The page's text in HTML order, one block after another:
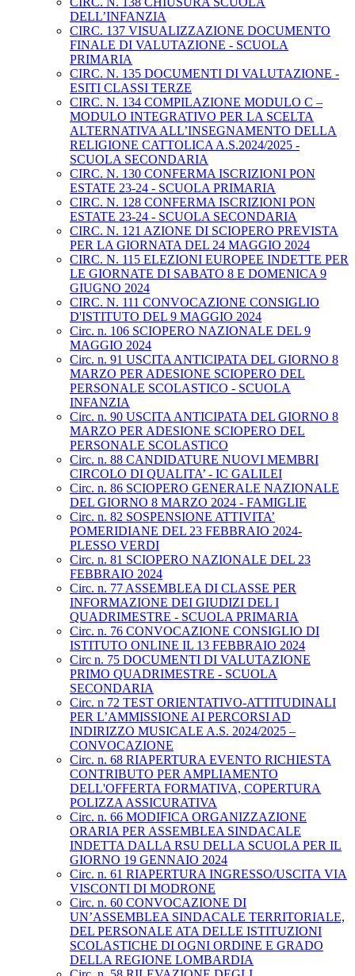
DELL’INFANZIA
CIRC. 137 VISUALIZZAZIONE DOCUMENTO
FINALE DI VALUTAZIONE - SCUOLA
PRIMARIA
CIRC. N. 135 DOCUMENTI DI VALUTAZIONE -
ESITI CLASSI TERZE
CIRC. N. 134 COMPILAZIONE MODULO C –
MODULO INTEGRATIVO PER LA SCELTA
ALTERNATIVA ALL’INSEGNAMENTO DELLA
RELIGIONE CATTOLICA A.S.2024/2025 -
SCUOLA SECONDARIA
CIRC. N. 130 CONFERMA ISCRIZIONI PON
ESTATE 23-24 - SCUOLA PRIMARIA
CIRC. N. 128 CONFERMA ISCRIZIONI PON
ESTATE 23-24 - SCUOLA SECONDARIA
CIRC. N. 121 AZIONE DI SCIOPERO PREVISTA
PER LA GIORNATA DEL 24 MAGGIO 2024
CIRC. N. 115 ELEZIONI EUROPEE INDETTE PER
LE GIORNATE DI SABATO 8 E DOMENICA 9
GIUGNO 2024
CIRC. N. 111 CONVOCAZIONE CONSIGLIO
D'ISTITUTO DEL 9 MAGGIO 2024
Circ. n. 106 SCIOPERO NAZIONALE DEL 9
MAGGIO 2024
Circ. n. 91 USCITA ANTICIPATA DEL GIORNO 8
MARZO PER ADESIONE SCIOPERO DEL
PERSONALE SCOLASTICO - SCUOLA
INFANZIA
Circ. n. 90 USCITA ANTICIPATA DEL GIORNO 8
MARZO PER ADESIONE SCIOPERO DEL
PERSONALE SCOLASTICO
Circ. n. 88 CANDIDATURE NUOVI MEMBRI
CIRCOLO DI QUALITA’ - IC GALILEI
Circ. n. 86 SCIOPERO GENERALE NAZIONALE
DEL GIORNO 8 MARZO 2024 - FAMIGLIE
Circ. n. 82 SOSPENSIONE ATTIVITA’
POMERIDIANE DEL 23 FEBBRAIO 2024-
PLESSO VERDI
Circ. n. 81 SCIOPERO NAZIONALE DEL 23
FEBBRAIO 2024
Circ. n. 77 ASSEMBLEA DI CLASSE PER
INFORMAZIONE DEI GIUDIZI DEL I
QUADRIMESTRE - SCUOLA PRIMARIA
Circ. n. 76 CONVOCAZIONE CONSIGLIO DI
ISTITUTO ONLINE IL 13 FEBBRAIO 2024
Circ n. 75 DOCUMENTI DI VALUTAZIONE
PRIMO QUADRIMESTRE - SCUOLA
SECONDARIA
Circ. n 72 TEST ORIENTATIVO-ATTITUDINALI
PER L’AMMISSIONE AI PERCORSI AD
INDIRIZZO MUSICALE A.S. 2024/2025 –
CONVOCAZIONE
Circ. n. 68 RIAPERTURA EVENTO RICHIESTA
CONTRIBUTO PER AMPLIAMENTO
DELL'OFFERTA FORMATIVA, COPERTURA
POLIZZA ASSICURATIVA
Circ. n. 66 MODIFICA ORGANIZZAZIONE
ORARIA PER ASSEMBLEA SINDACALE
INDETTA DALLA RSU DELLA SCUOLA PER IL
GIORNO 19 GENNAIO 2024
Circ. n. 61 RIAPERTURA INGRESSO/USCITA VIA
VISCONTI DI MODRONE
Circ. n. 60 CONVOCAZIONE DI
UN’ASSEMBLEA SINDACALE TERRITORIALE,
DEL PERSONALE ATA DELLE ISTITUZIONI
SCOLASTICHE DI OGNI ORDINE E GRADO
DELLA REGIONE LOMBARDIA